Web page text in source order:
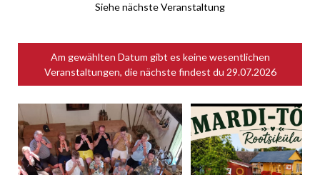
Siehe nächste Veranstaltung
Am gewählten Datum gibt es keine wesentlichen
Veranstaltungen, die nächste findest du 29.07.2026